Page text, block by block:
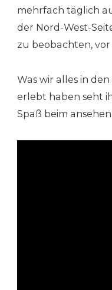
mehrfach täglich
der Nord-West-
zu beobachten,
Was wir alles in
erlebt haben seht
Spaß beim ansehen.